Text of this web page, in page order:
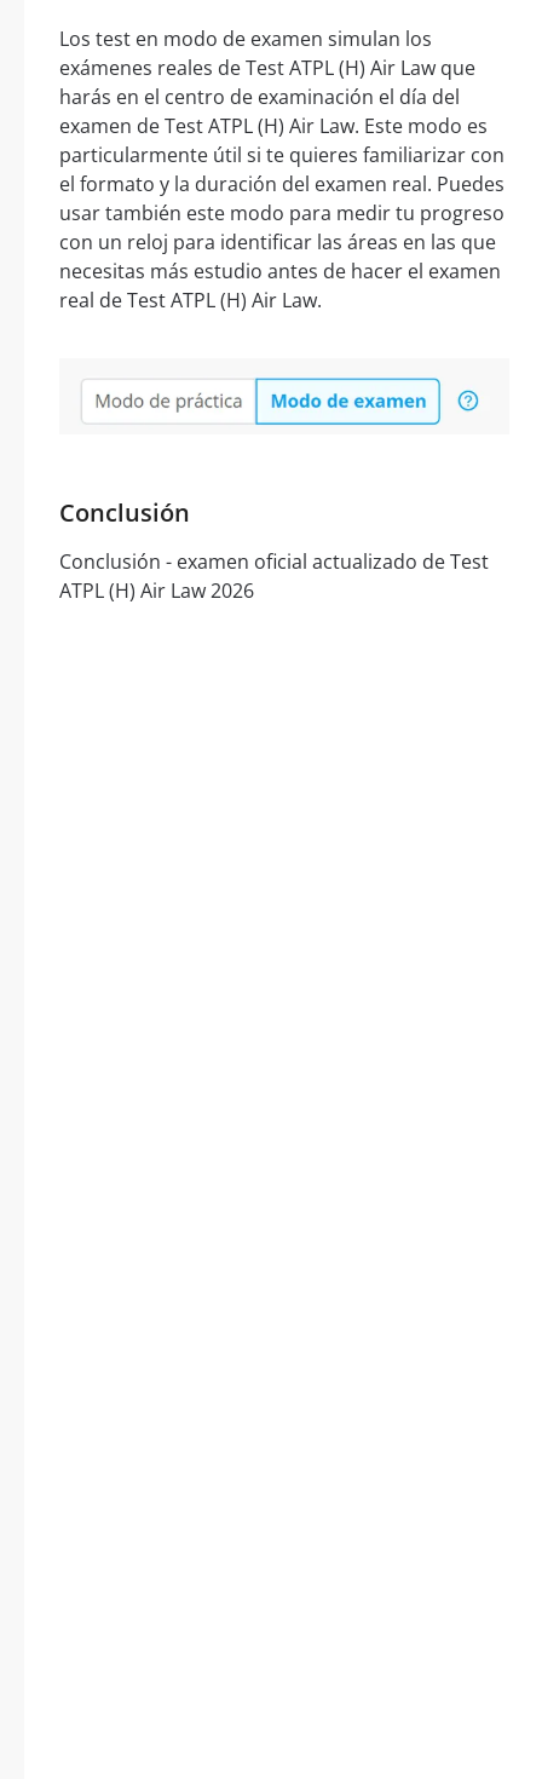
Los test en modo de examen simulan los
exámenes reales de Test ATPL (H) Air Law que
harás en el centro de examinación el día del
examen de Test ATPL (H) Air Law. Este modo es
particularmente útil si te quieres familiarizar con
el formato y la duración del examen real. Puedes
usar también este modo para medir tu progreso
con un reloj para identificar las áreas en las que
necesitas más estudio antes de hacer el examen
real de Test ATPL (H) Air Law.
Conclusión
Conclusión - examen oficial actualizado de Test
ATPL (H) Air Law 2026